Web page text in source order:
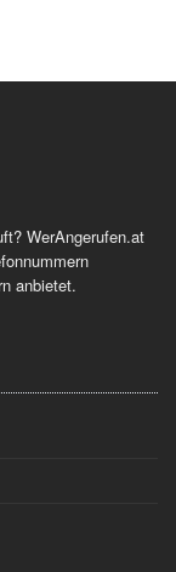
WerAngerufen.at
anbietet.